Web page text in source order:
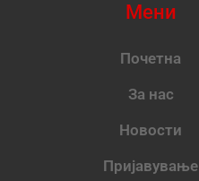
Мени
Почетна
За нас
Новости
Пријавување